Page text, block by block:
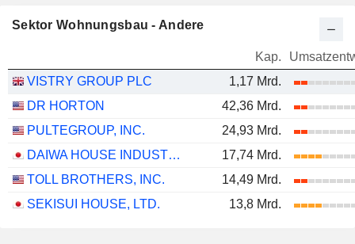
Sektor Wohnungsbau - Andere
Kap.
VISTRY GROUP PLC
1,17 Mrd.
DR HORTON
42,36 Mrd.
PULTEGROUP, INC.
24,93 Mrd.
DAIWA HOUSE INDUSTRY CO., LTD.
17,74 Mrd.
TOLL BROTHERS, INC.
14,49 Mrd.
SEKISUI HOUSE, LTD.
13,8 Mrd.